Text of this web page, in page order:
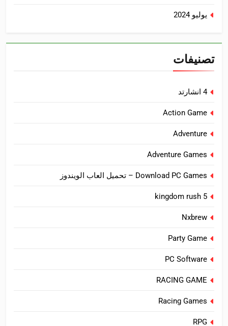
يوليو 2024
تصنيفات
4 انشارتد
Action Game
Adventure
Adventure Games
Download PC Games – تحميل العاب الويندوز
kingdom rush 5
Nxbrew
Party Game
PC Software
RACING GAME
Racing Games
RPG